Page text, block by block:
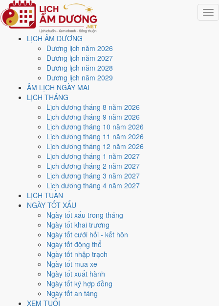
LỊCH ÂM DƯƠNG
Dương lịch năm 2026
Dương lịch năm 2027
Dương lịch năm 2028
Dương lịch năm 2029
ÂM LỊCH NGÀY MAI
LỊCH THÁNG
Lịch dương tháng 8 năm 2026
Lịch dương tháng 9 năm 2026
Lịch dương tháng 10 năm 2026
Lịch dương tháng 11 năm 2026
Lịch dương tháng 12 năm 2026
Lịch dương tháng 1 năm 2027
Lịch dương tháng 2 năm 2027
Lịch dương tháng 3 năm 2027
Lịch dương tháng 4 năm 2027
LỊCH TUẦN
NGÀY TỐT XẤU
Ngày tốt xấu trong tháng
Ngày tốt khai trương
Ngày tốt cưới hỏi - kết hôn
Ngày tốt động thổ
Ngày tốt nhập trạch
Ngày tốt mua xe
Ngày tốt xuất hành
Ngày tốt ký hợp đồng
Ngày tốt an táng
XEM TUỔI
Trang chủ
Lịch năm 2029
Tháng 8/2029
Ngày 15/8/2029 (Đinh Sửu)
Xem ngày15/8/2029
lịch - Ngày 6/7 âm lịch
(Đinh Sửu) tốt hay xấu?
Ngày 15/8/2029 dương lịch (Thứ Tư) là ngày 6/7/2029 âm lịch
Đinh Sửu- Can sinh Chi, Trực Chấp, Sao Chẩn, nạp âm Giản
Hạ Thủy. Tổng hòa, đây làNgày Cátvới điểm trung bình
các việc quan trọng. Giờ Hoàng Đạo trong ngày:
Tuất, Hợi.
Ngày Dương
Tháng 8 năm 2029
Tháng 7 âm năm 2029
Tiết Lập Thu
Canh Tý